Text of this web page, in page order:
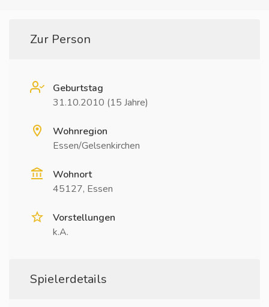
Zur Person
Geburtstag
31.10.2010 (15 Jahre)
Wohnregion
Essen/Gelsenkirchen
Wohnort
45127, Essen
Vorstellungen
k.A.
Spielerdetails